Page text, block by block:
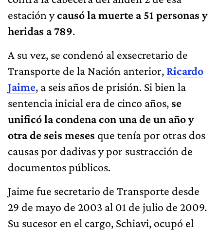
estación ycausó la muerte a 51 personas y
heridas a 789.
A su vez, se condenó al exsecretario de
Transporte de la Nación anterior, Ricardo
Jaime, a seis años de prisión. Si bien la
sentencia inicial era de cinco años, se
unificó la condena con una de un año y
otra de seis meses que tenía por otras dos
causas por dadivas y por sustracción de
documentos públicos.
Jaime fue secretario de Transporte desde
29 de mayo de 2003 al 01 de julio de 2009.
Su sucesor en el cargo, Schiavi, ocupó el